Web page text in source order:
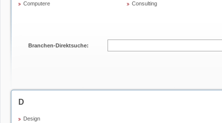
Computere Consulting
Branchen-Direktsuche:
D
Design